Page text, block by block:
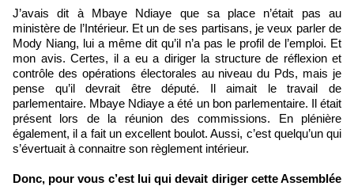
J’avais dit à Mbaye Ndiaye que sa place n’était pas au
ministère de l’Intérieur. Et un de ses partisans, je veux parler de
Mody Niang, lui a même dit qu’il n’a pas le profil de l’emploi. Et
mon avis. Certes, il a eu a diriger la structure de réflexion et
contrôle des opérations électorales au niveau du Pds, mais je
pense qu’il devrait être député. Il aimait le travail de
parlementaire. Mbaye Ndiaye a été un bon parlementaire. Il était
présent lors de la réunion des commissions. En plénière
également, il a fait un excellent boulot. Aussi, c’est quelqu’un qui
s’évertuait à connaitre son règlement intérieur.
Donc, pour vous c’est lui qui devait diriger cette Assemblée